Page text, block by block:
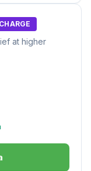
at higher